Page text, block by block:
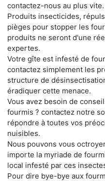
contactez-nous au plus vite.
Produits insecticides,
pièges pour stopper les
produits ne seront d'une
expertes.
Votre gîte est infesté de
contactez simplement les
structure de
éradiquer cette menace.
Vous avez besoin de
fourmis ? contactez notre
répondre à toutes vos
nuisibles.
Nous pouvons vous
importe la myriade de
local infesté par ces
Pour dire bye-bye aux